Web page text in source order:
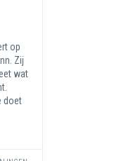
op
Zij
wat
doet